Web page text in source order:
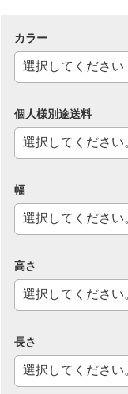
カラー
個人様別途送料
幅
高さ
長さ